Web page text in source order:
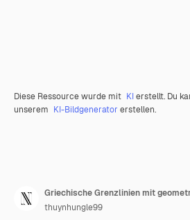
Diese Ressource wurde mit KIerstellt. Du
unserem KI-Bildgenerator erstellen.
thuynhungle99